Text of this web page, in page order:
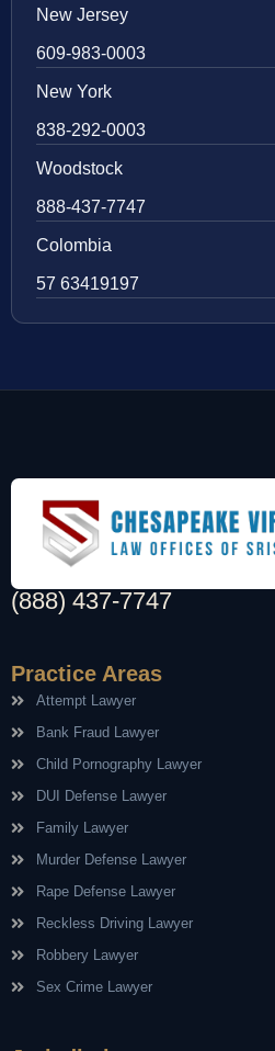
New Jersey
609-983-0003
New York
838-292-0003
Woodstock
888-437-7747
Colombia
57 63419197
(888) 437-7747
Practice Areas
Attempt Lawyer
Bank Fraud Lawyer
Child Pornography Lawyer
DUI Defense Lawyer
Family Lawyer
Murder Defense Lawyer
Rape Defense Lawyer
Reckless Driving Lawyer
Robbery Lawyer
Sex Crime Lawyer